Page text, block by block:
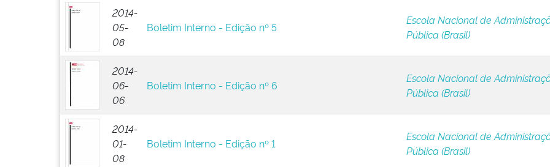
2014-
05-
08
Boletim Interno - Edição nº 5
Escola Nacional de
Pública (Brasil)
2014-
06-
06
Boletim Interno - Edição nº 6
Escola Nacional de
Pública (Brasil)
2014-
01-
08
Boletim Interno - Edição nº 1
Escola Nacional de
Pública (Brasil)